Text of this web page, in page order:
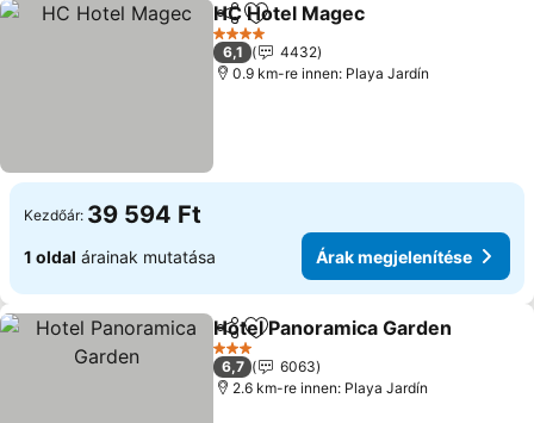
Megosztás
Hozzáadás a kedvencekhez
HC Hotel Magec
4 Kategória
6,1
4432
0.9 km-re innen: Playa Jardín
Kezdőár: 39 594 Ft
1 oldal árainak mutatása Árak megjelenítése
Megosztás
Hozzáadás a kedvencekhez
Hotel Panoramica Garden
3 Kategória
6,7
6063
2.6 km-re innen: Playa Jardín